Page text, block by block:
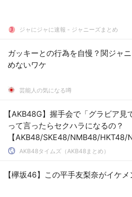
ジャにジャに速報 - ジャニーズまとめ
ガッキーとの行為を自慢？関ジャ
めないワケ
芸能人の気になる噂
【AKB48G】握手会で「グラビア見
って言ったらセクハラになるの？
【AKB48/SKE48/NMB48/HKT48/
8】AKB48タイムズ（AKB48まとめ）
【欅坂46】この平手友梨奈がイケメ